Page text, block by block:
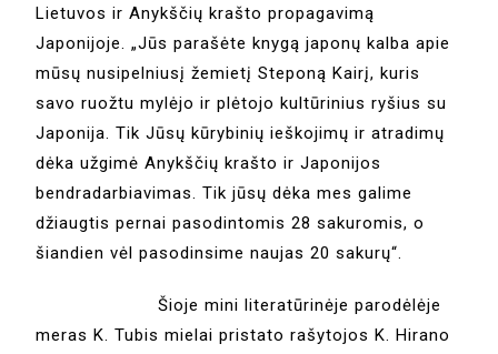
Lietuvos ir Anykščių krašto propagavimą
Japonijoje. „Jūs parašėte knygą japonų kalba apie
mūsų nusipelniusį žemietį Steponą Kairį, kuris
savo ruožtu mylėjo ir plėtojo kultūrinius ryšius su
Japonija. Tik Jūsų kūrybinių ieškojimų ir atradimų
dėka užgimė Anykščių krašto ir Japonijos
bendradarbiavimas. Tik jūsų dėka mes galime
džiaugtis pernai pasodintomis 28 sakuromis, o
šiandien vėl pasodinsime naujas 20 sakurų“.
Šioje mini literatūrinėje parodėlėje
meras K. Tubis mielai pristato rašytojos K. Hirano